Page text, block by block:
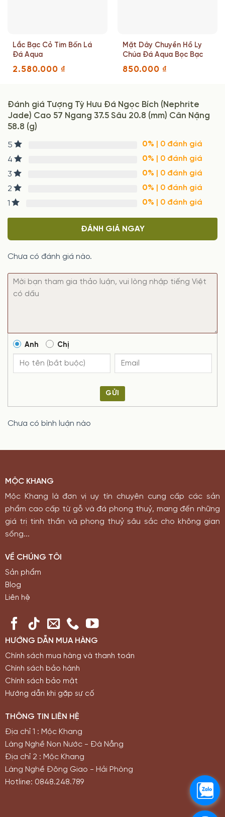
Lắc Bạc Cỏ Tim Bốn Lá
Đá Aqua
2.580.000 ₫
Mặt Dây Chuyền Hồ Ly
Chúa Đá Aqua Bọc Bạc
850.000 ₫
Đánh giá Tượng Tỳ Hưu Đá Ngọc Bích (Nephrite
Jade) Cao 57 Ngang 37.5 Sâu 20.8 (mm) Cân Nặng
58.8 (g)
5 0% | 0 đánh giá
4
0% | 0 đánh giá
3
0% | 0 đánh giá
2
0% | 0 đánh giá
1
0% | 0 đánh giá
ĐÁNH GIÁ NGAY
Chưa có đánh giá nào.
Anh Chị
GỬI
Chưa có bình luận nào
MỘC KHANG
Mộc Khang là đơn vị uy tín chuyên cung cấp các sản
phẩm cao cấp từ gỗ và đá phong thuỷ, mang đến những
giá trị tinh thần và phong thuỷ sâu sắc cho không gian
sống...
VỀ CHÚNG TÔI
Sản phẩm
Blog
Liên hệ
HƯỚNG DẪN MUA HÀNG
Chính sách mua hàng và thanh toán
Chính sách bảo hành
Chính sách bảo mật
Hướng dẫn khi gặp sự cố
THÔNG TIN LIÊN HỆ
Địa chỉ 1 : Mộc Khang
Làng Nghề Non Nước - Đà Nẵng
Địa chỉ 2 : Mộc Khang
Làng Nghề Đông Giao - Hải Phòng
Hotline: 0848.248.789